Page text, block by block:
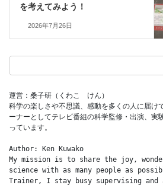
を考えてみよう！
2026年7月26日
運営：桑子研（くわこ　けん）
科学の楽しさや不思議、感動を多くの人に届け
ーナーとしてテレビ番組の科学監修・出演、実
っています。
Author: Ken Kuwako
My mission is to share the joy,
science with as many people as
Trainer, I stay busy supervising and